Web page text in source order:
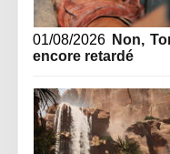
01/08/2026 Non,
encore retardé